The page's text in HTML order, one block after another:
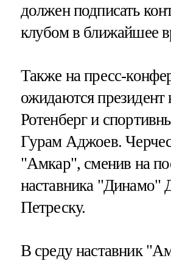
должен подписать
клубом в ближайшее
Также на пресс-
ожидаются президент
Ротенберг и
Гурам Аджоев.
"Амкар", сменив на
наставника "Динамо"
Петреску.
В среду наставник